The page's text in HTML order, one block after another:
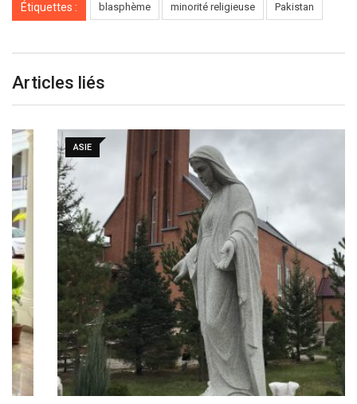
Étiquettes : blasphème minorité religieuse Pakistan
Articles liés
ASIE